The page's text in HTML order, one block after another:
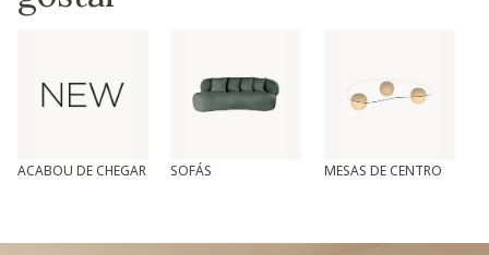
ACABOU DE CHEGAR SOFÁS MESAS DE CENTRO